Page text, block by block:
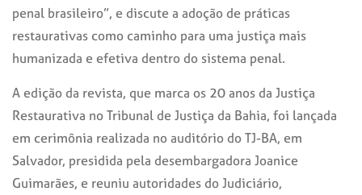
penal brasileiro”, e discute a adoção de práticas
restaurativas como caminho para uma justiça mais
humanizada e efetiva dentro do sistema penal.
A edição da revista, que marca os 20 anos da Justiça
Restaurativa no Tribunal de Justiça da Bahia, foi lançada
em cerimônia realizada no auditório do TJ-BA, em
Salvador, presidida pela desembargadora Joanice
Guimarães, e reuniu autoridades do Judiciário,